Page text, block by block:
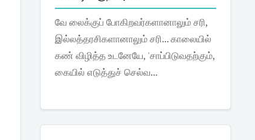
வே லைக்குப் போகிறவர்களானாலும் சரி,
இல்லத்தரசிகளானாலும் சரி... காலையில்
கண் விழித்த உடனேயே, 'சாப்பிடுவதற்கும்,
கையில் எடுத்துச் செல்வ...